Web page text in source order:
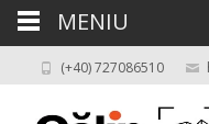
(+40) 727086510
MENIU